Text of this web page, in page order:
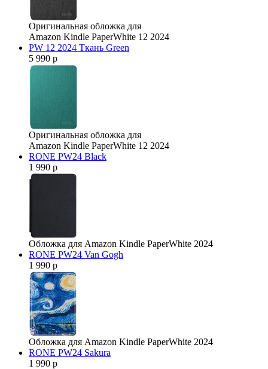
Оригинальная обложка для
Amazon Kindle PaperWhite 12 2024
PW 12 2024 Ткань Green
5 990 р
Оригинальная обложка для
Amazon Kindle PaperWhite 12 2024
RONE PW24 Black
1 990 р
Обложка для Amazon Kindle PaperWhite 2024
RONE PW24 Van Gogh
1 990 р
Обложка для Amazon Kindle PaperWhite 2024
RONE PW24 Sakura
1 990 р